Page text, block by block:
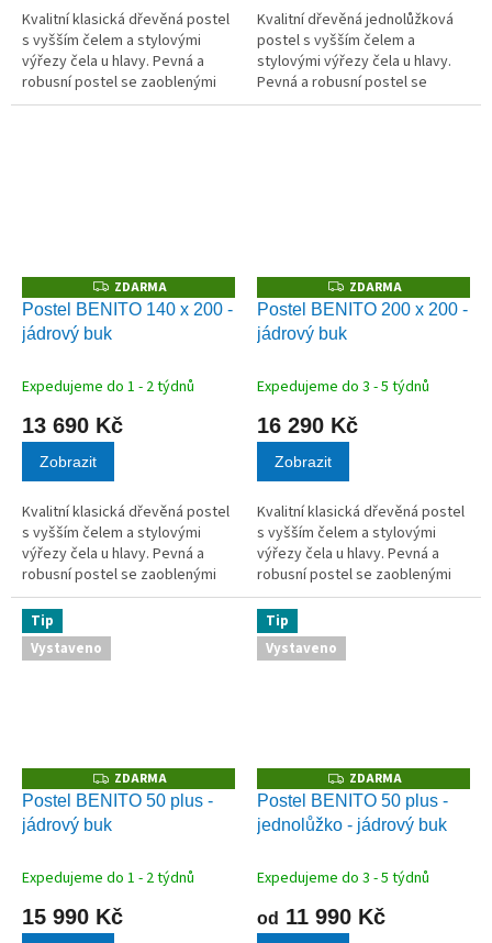
Kvalitní klasická dřevěná postel
s vyšším čelem a stylovými
výřezy čela u hlavy. Pevná a
robusní postel se zaoblenými
rohy působí vzdušně a
Kvalitní dřevěná jednolůžková
postel s vyšším čelem a
stylovými výřezy čela u hlavy.
Pevná a robusní postel se
zaoblenými rohy působí
Z
D
A
R
ZDARMA
Postel BENITO 140 x 200 -
jádrový buk
Expedujeme do 1 - 2 týdnů
13 690 Kč
Zobrazit
Kvalitní klasická dřevěná postel
s vyšším čelem a stylovými
výřezy čela u hlavy. Pevná a
robusní postel se zaoblenými
rohy působí vzdušně a
elegantně.
Z
D
A
R
ZDARMA
Postel BENITO 200 x 200 -
jádrový buk
Expedujeme do 3 - 5 týdnů
16 290 Kč
Zobrazit
Kvalitní klasická dřevěná postel
s vyšším čelem a stylovými
výřezy čela u hlavy. Pevná a
robusní postel se zaoblenými
rohy působí vzdušně a
elegantně.
Tip
Vystaveno
Z
D
A
R
ZDARMA
Postel BENITO 50 plus -
jádrový buk
Expedujeme do 1 - 2 týdnů
15 990 Kč
Tip
Vystaveno
Z
D
A
R
ZDARMA
Postel BENITO 50 plus -
jednolůžko - jádrový buk
Expedujeme do 3 - 5 týdnů
od 11 990 Kč